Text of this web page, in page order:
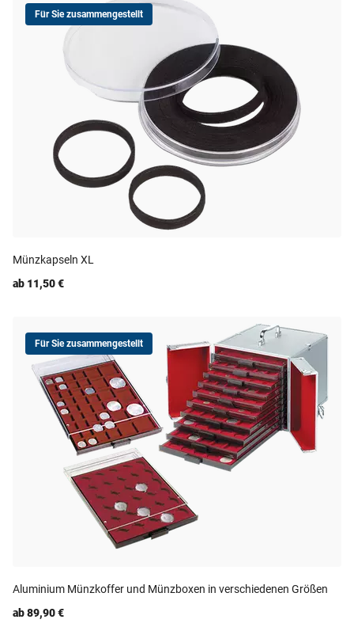
Für Sie zusammengestellt
Münzkapseln XL
ab 11,50 €
Für Sie zusammengestellt
Aluminium Münzkoffer und Münzboxen in verschiedenen Größen
ab 89,90 €